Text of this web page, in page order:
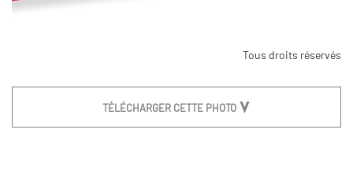
Tous droits réservés
TÉLÉCHARGER CETTE PHOTO